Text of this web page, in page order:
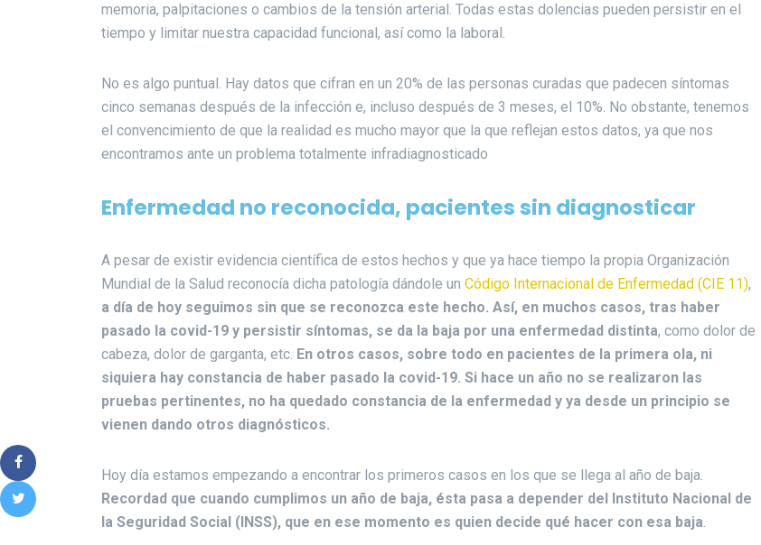
memoria, palpitaciones o cambios de la tensión arterial. Todas estas dolencias pueden persistir en el
tiempo y limitar nuestra capacidad funcional, así como la laboral.
No es algo puntual. Hay datos que cifran en un 20% de las personas curadas que padecen síntomas
cinco semanas después de la infección e, incluso después de 3 meses, el 10%. No obstante, tenemos
el convencimiento de que la realidad es mucho mayor que la que reflejan estos datos, ya que nos
encontramos ante un problema totalmente infradiagnosticado
Enfermedad no reconocida, pacientes sin diagnosticar
A pesar de existir evidencia científica de estos hechos y que ya hace tiempo la propia Organización
Mundial de la Salud reconocía dicha patología dándole un Código Internacional de Enfermedad (CIE 11),
a día de hoy seguimos sin que se reconozca este hecho. Así, en muchos casos, tras haber
pasado la covid-19 y persistir síntomas, se da la baja por una enfermedad distinta, como dolor de
cabeza, dolor de garganta, etc. En otros casos, sobre todo en pacientes de la primera ola, ni
siquiera hay constancia de haber pasado la covid-19. Si hace un año no se realizaron las
pruebas pertinentes, no ha quedado constancia de la enfermedad y ya desde un principio se
vienen dando otros diagnósticos.
Hoy día estamos empezando a encontrar los primeros casos en los que se llega al año de baja.
Recordad que cuando cumplimos un año de baja, ésta pasa a depender del Instituto Nacional de
la Seguridad Social (INSS), que en ese momento es quien decide qué hacer con esa baja.